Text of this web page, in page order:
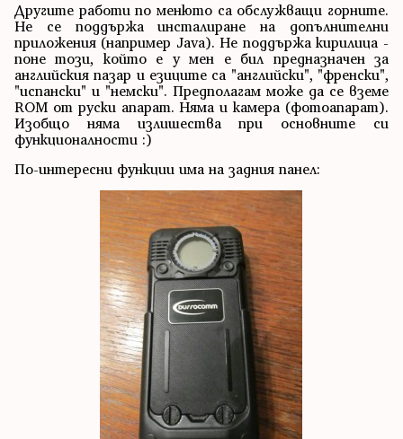
Другите работи по менюто са обслужващи горните.
Не се поддържа инсталиране на допълнителни
приложения (например Java). Не поддържа кирилица -
поне този, който е у мен е бил предназначен за
английския пазар и езиците са "английски", "френски",
"испански" и "немски". Предполагам може да се вземе
ROM от руски апарат. Няма и камера (фотоапарат).
Изобщо няма излишества при основните си
функционалности :)
По-интересни функции има на задния панел: